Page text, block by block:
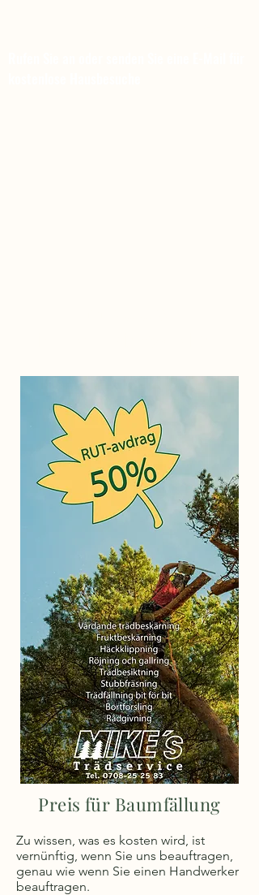
Preis für Baumfällung
Zu wissen, was es kosten wird, ist
vernünftig, wenn Sie uns beauftragen,
genau wie wenn Sie einen Handwerker
beauftragen.